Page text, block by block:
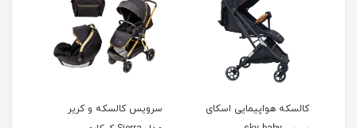
کالسکه هواپیمایی اسکای
سرویس کالسکه و کریر